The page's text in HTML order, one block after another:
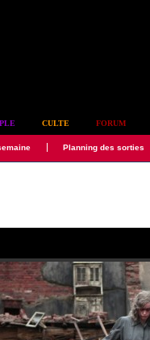
CULTE FORUM
Planning des sorties